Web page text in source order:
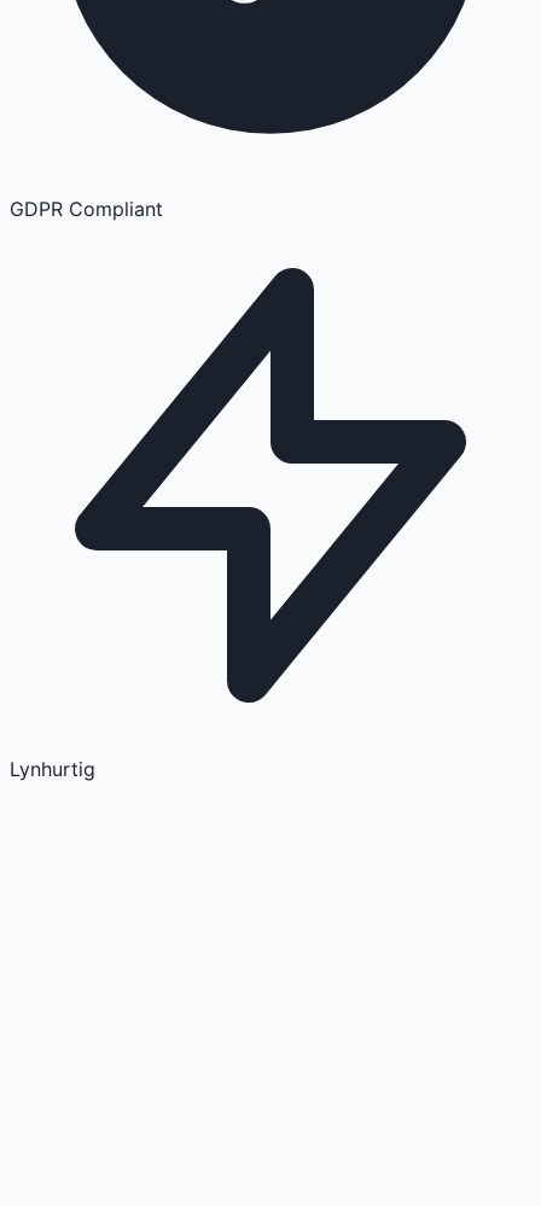
GDPR Compliant
Lynhurtig